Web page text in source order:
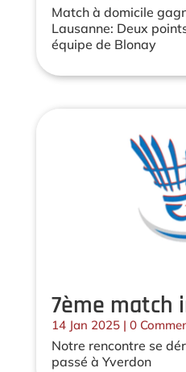
Match à domicile
Lausanne: Deux
équipe de Blonay
7ème match
14 Jan 2025| 0
Notre rencontre se
passé à Yverdon